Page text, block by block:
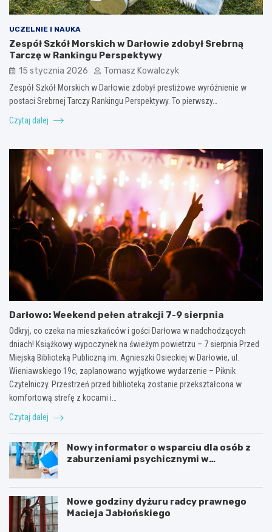
UCZELNIE I NAUKA
Zespół Szkół Morskich w Darłowie zdobył Srebrną
Tarczę w Rankingu Perspektywy
15 stycznia 2026 Tomasz Kowalczyk
Zespół Szkół Morskich w Darłowie zdobył prestiżowe wyróżnienie w
postaci Srebrnej Tarczy Rankingu Perspektywy. To pierwszy…
Czytaj dalej
Darłowo: Weekend pełen atrakcji 7-9 sierpnia
Odkryj, co czeka na mieszkańców i gości Darłowa w nadchodzących
dniach! Książkowy wypoczynek na świeżym powietrzu – 7 sierpnia Przed
Miejską Biblioteką Publiczną im. Agnieszki Osieckiej w Darłowie, ul.
Wieniawskiego 19c, zaplanowano wyjątkowe wydarzenie – Piknik
Czytelniczy. Przestrzeń przed biblioteką zostanie przekształcona w
komfortową strefę z kocami i…
Czytaj dalej
Nowy informator o wsparciu dla osób z
zaburzeniami psychicznymi w
Nowe godziny dyżuru radcy prawnego
Macieja Jabłońskiego